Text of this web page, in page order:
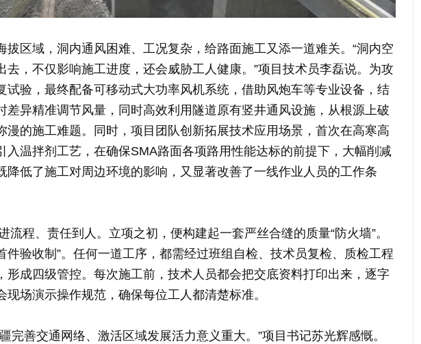
拔区域，洞内通风困难、工况复杂，给路面施工又添一道难关。“洞内空
去，不仅影响施工进度，还会威胁工人健康。”项目技术员李磊说。为攻
试验，最终配备可移动式大功率风机系统，借助风炮车等专业设备，结
差异精准调节风量，同时高效利用隧道原有竖井通风设施，从根源上破
漫的施工难题。同时，项目团队创新拓展技术应用场景，首次在高寒高
入温拌剂工艺，在确保SMA路面各项路用性能达标的前提下，大幅削减
降低了施工对周边环境的影响，又显著改善了一线作业人员的工作条
流程、责任到人。立项之初，便构建起一套严丝合缝的质量“防火墙”。
件验收制”。任何一道工序，都需经过班组自检、技术员复检、质检工程
形成四级管控。每次施工前，技术人员都会把交底资料打印出来，逐字
场演示操作规范，确保每位工人都清楚标准。
完善交通网络、激活区域发展活力意义重大。”项目书记苏光辉感慨。